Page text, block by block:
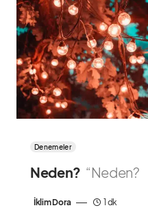
Denemeler
Neden? “Neden?
İklim Dora 1 dk